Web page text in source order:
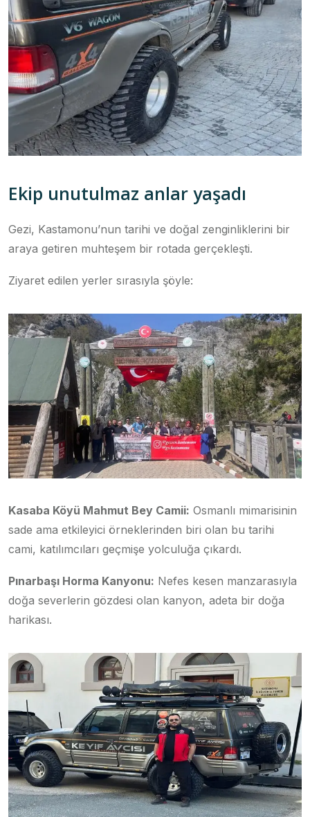
Ekip unutulmaz anlar yaşadı
Gezi, Kastamonu’nun tarihi ve doğal zenginliklerini bir
araya getiren muhteşem bir rotada gerçekleşti.
Ziyaret edilen yerler sırasıyla şöyle:
Kasaba Köyü Mahmut Bey Camii: Osmanlı mimarisinin
sade ama etkileyici örneklerinden biri olan bu tarihi
cami, katılımcıları geçmişe yolculuğa çıkardı.
Pınarbaşı Horma Kanyonu: Nefes kesen manzarasıyla
doğa severlerin gözdesi olan kanyon, adeta bir doğa
harikası.